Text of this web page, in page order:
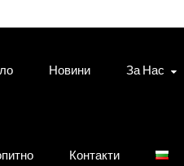
Новини За Нас
Контакти